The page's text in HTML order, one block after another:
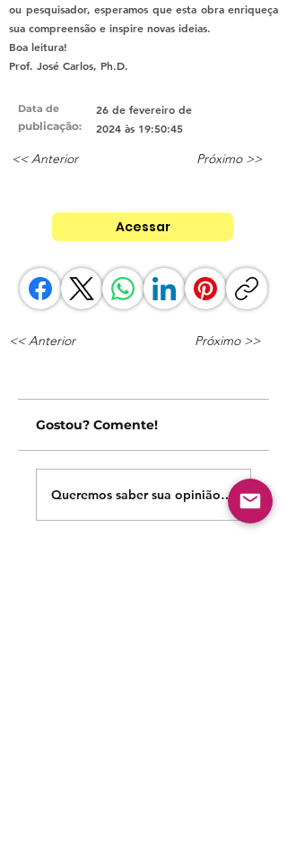
ou pesquisador, esperamos que esta obra enriqueça
sua compreensão e inspire novas ideias.
Boa leitura!
Prof. José Carlos, Ph.D.
Data de
publicação:
26 de fevereiro de
2024 às 19:50:45
<< Anterior Próximo >>
Acessar
<< Anterior Próximo >>
Gostou? Comente!
Queremos saber sua opinião sobre